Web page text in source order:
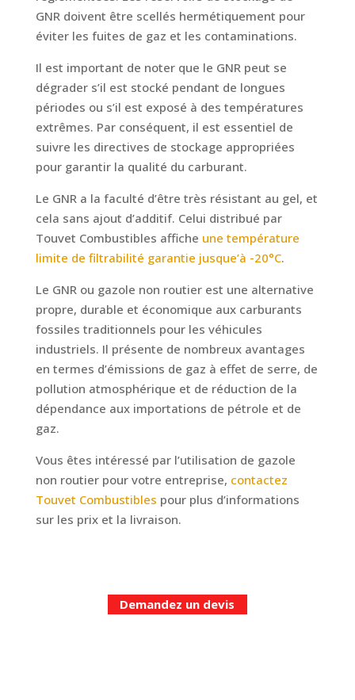
GNR doivent être scellés hermétiquement pour
éviter les fuites de gaz et les contaminations.
Il est important de noter que le GNR peut se
dégrader s’il est stocké pendant de longues
périodes ou s’il est exposé à des températures
extrêmes. Par conséquent, il est essentiel de
suivre les directives de stockage appropriées
pour garantir la qualité du carburant.
Le GNR a la faculté d’être très résistant au gel, et
cela sans ajout d’additif. Celui distribué par
Touvet Combustibles affiche une température
limite de filtrabilité garantie jusque’à -20°C.
Le GNR ou gazole non routier est une alternative
propre, durable et économique aux carburants
fossiles traditionnels pour les véhicules
industriels. Il présente de nombreux avantages
en termes d’émissions de gaz à effet de serre, de
pollution atmosphérique et de réduction de la
dépendance aux importations de pétrole et de
gaz.
Vous êtes intéressé par l’utilisation de gazole
non routier pour votre entreprise, contactez
Touvet Combustibles pour plus d’informations
sur les prix et la livraison.
Demandez un devis